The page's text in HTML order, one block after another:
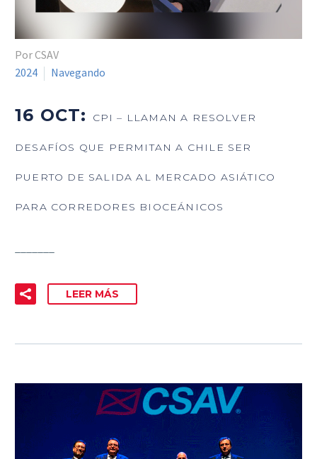
Por CSAV
2024
Navegando
16 OCT: CPI – LLAMAN A RESOLVER
DESAFÍOS QUE PERMITAN A CHILE SER
PUERTO DE SALIDA AL MERCADO ASIÁTICO
PARA CORREDORES BIOCEÁNICOS
LEER MÁS